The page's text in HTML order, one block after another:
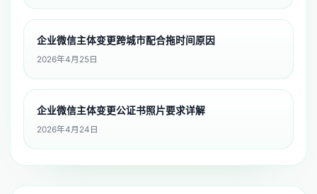
企业微信主体变更跨城市配合拖时间原因
2026年4月25日
企业微信主体变更公证书照片要求详解
2026年4月24日